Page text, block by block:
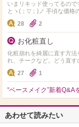
いまリキッド使ってるの
とヽ(；▽；)ノ 手頃な価格のものでおすすめありますか？ ポールアンドジョ
ーが気になります
28 2
お化粧直し
化粧崩れを綺麗に直す方
れ、チークなど。どう直
えていただきたいです！
27 1
“ベースメイク”新着Q&A
あわせて読みたい